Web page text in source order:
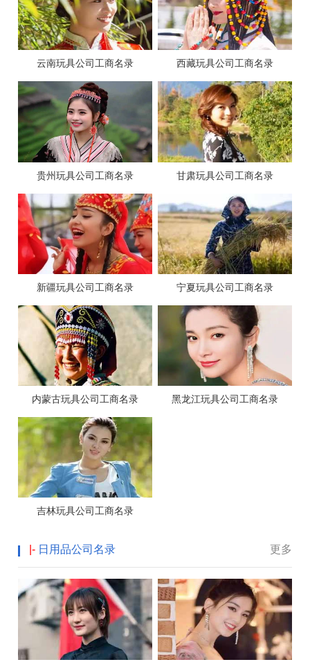
云南玩具公司工商名录 西藏玩具公司工商名录
贵州玩具公司工商名录 甘肃玩具公司工商名录
新疆玩具公司工商名录 宁夏玩具公司工商名录
内蒙古玩具公司工商名录 黑龙江玩具公司工商名录
吉林玩具公司工商名录
更多
|- 日用品公司名录